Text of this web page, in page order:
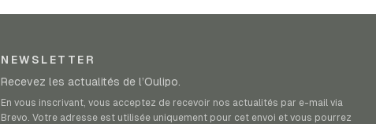
NEWSLETTER
Recevez les actualités de l’Oulipo.
En vous inscrivant, vous acceptez de recevoir nos actualités par e-mail via
Brevo. Votre adresse est utilisée uniquement pour cet envoi et vous pourrez